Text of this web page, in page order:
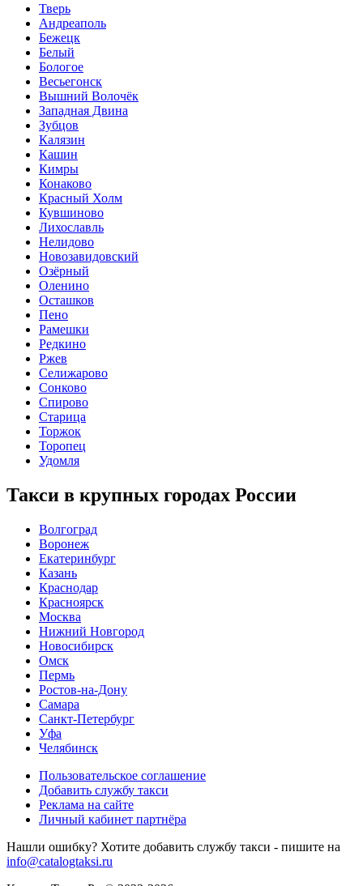
Тверь
Андреаполь
Бежецк
Белый
Бологое
Весьегонск
Вышний Волочёк
Западная Двина
Зубцов
Калязин
Кашин
Кимры
Конаково
Красный Холм
Кувшиново
Лихославль
Нелидово
Новозавидовский
Озёрный
Оленино
Осташков
Пено
Рамешки
Редкино
Ржев
Селижарово
Сонково
Спирово
Старица
Торжок
Торопец
Удомля
Такси в крупных городах России
Волгоград
Воронеж
Екатеринбург
Казань
Краснодар
Красноярск
Москва
Нижний Новгород
Новосибирск
Омск
Пермь
Ростов-на-Дону
Самара
Санкт-Петербург
Уфа
Челябинск
Пользовательское соглашение
Добавить службу такси
Реклама на сайте
Личный кабинет партнёра
Нашли ошибку? Хотите добавить службу такси - пишите на
info@catalogtaksi.ru